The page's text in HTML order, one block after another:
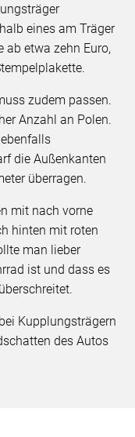
eines am Träger
ab etwa zehn Euro,
zudem passen.
Anzahl an Polen.
die Außenkanten
überragen.
mit nach vorne
hinten mit roten
man lieber
ist und dass es
Kupplungsträgern
des Autos